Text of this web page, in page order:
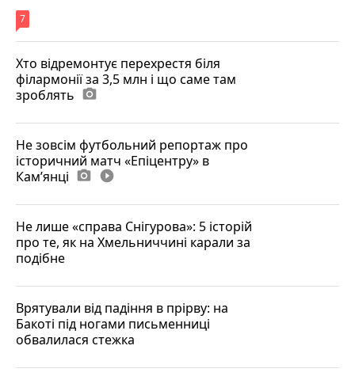
7
Хто відремонтує перехрестя біля
філармонії за 3,5 млн і що саме там
зроблять photo_camera
Не зовсім футбольний репортаж про
історичний матч «Епіцентру» в
Камʼянці photo_camera play_circle_filled
Не лише «справа Снігурова»: 5 історій
про те, як на Хмельниччині карали за
подібне
Врятували від падіння в прірву: на
Бакоті під ногами письменниці
обвалилася стежка